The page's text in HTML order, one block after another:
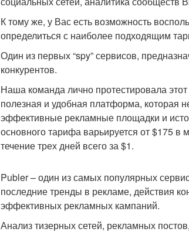
К тому же, у Вас есть возможность
определиться с наиболее подходящим
Один из первых “spy” сервисов,
конкурентов.
Наша команда лично протестировала
полезная и удобная платформа, которая
эффективные рекламные площадки и
основного тарифа варьируется от $175 в
течение трех дней всего за $1.
Publer – один из самых популярных
последние тренды в рекламе, действия
эффективных рекламных кампаний.
Анализ тизерных сетей, рекламных